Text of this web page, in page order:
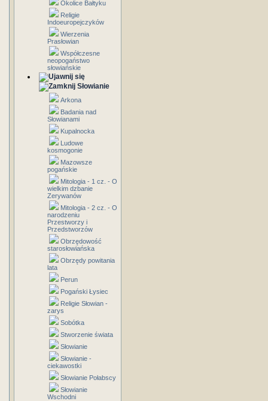
Okolice Bałtyku
Religie
Indoeuropejczyków
Wierzenia
Prasłowian
Współczesne
neopogaństwo
słowiańskie
Słowianie
Arkona
Badania nad
Słowianami
Kupalnocka
Ludowe
kosmogonie
Mazowsze
pogańskie
Mitologia - 1 cz. - O
wielkim dzbanie
Zerywanów
Mitologia - 2 cz. - O
narodzeniu
Przestworzy i
Przedstworzów
Obrzędowość
starosłowiańska
Obrzędy powitania
lata
Perun
Pogański Łysiec
Religie Słowian -
zarys
Sobótka
Stworzenie świata
Słowianie
Słowianie -
ciekawostki
Słowianie Połabscy
Słowianie
Wschodni